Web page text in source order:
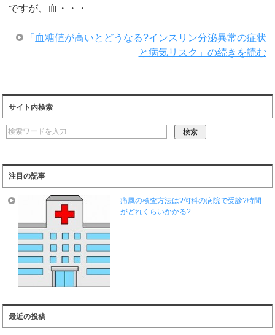
ですが、血・・・
「血糖値が高いとどうなる?インスリン分泌異常の症状
と病気リスク」の続きを読む
サイト内検索
注目の記事
痛風の検査方法は?何科の病院で受診?時間
がどれくらいかかる?...
最近の投稿